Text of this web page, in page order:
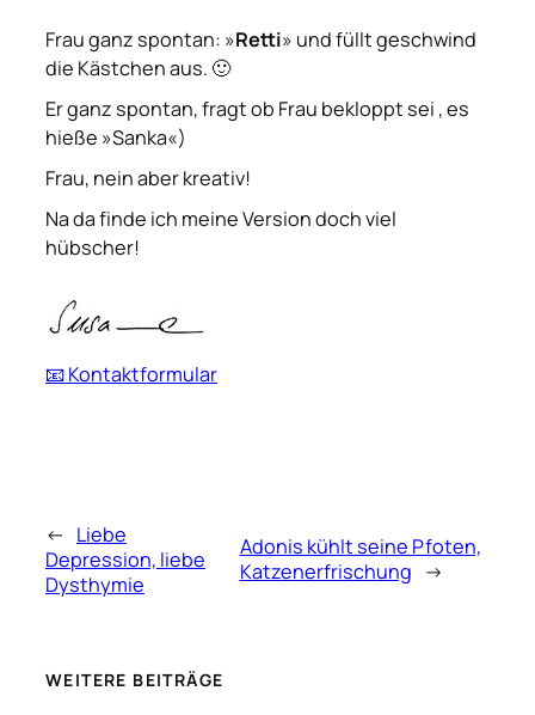
Frauganz spontan: »Retti» und füllt geschwind
die Kästchen aus. 🙂
Erganz spontan, fragt ob Frau bekloppt sei , es
hieße »Sanka«)
Frau, nein aber kreativ!
Na da finde ich meine Version doch viel
hübscher!
📧 Kontaktformular
← Liebe
Depression, liebe
Dysthymie
Adonis kühlt seine Pfoten,
Katzenerfrischung →
WEITERE BEITRÄGE